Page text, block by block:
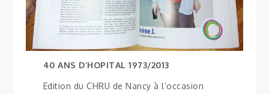
40 ANS D’HOPITAL 1973/2013
Edition du CHRU de Nancy à l’occasion